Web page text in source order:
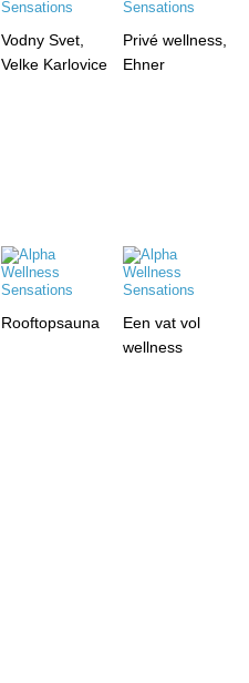
Vodny Svet,
Velke Karlovice
Privé wellness,
Ehner
Rooftopsauna
Een vat vol
wellness